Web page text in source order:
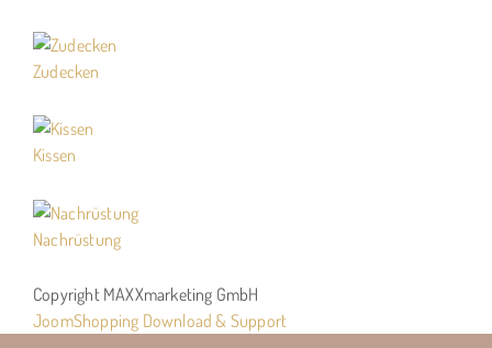
Zudecken
Kissen
Nachrüstung
Copyright MAXXmarketing GmbH
JoomShopping Download & Support